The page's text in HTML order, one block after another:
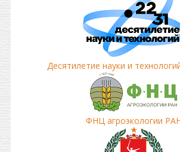
Десятилетие науки и
ФНЦ агроэкологии